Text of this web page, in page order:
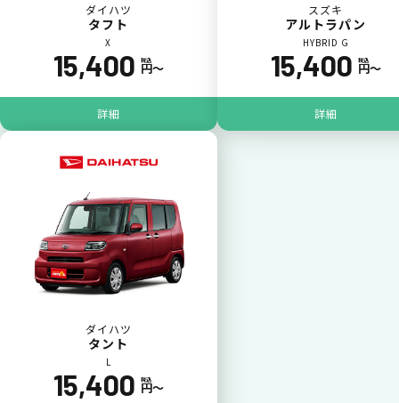
ポイントが貯まる
カーリース料金をカードで支払えるので、ポ
イントが貯まります。
ダイハツ
タフト
X
15,400 税込
円〜
詳細
スズキ
アルトラパン
HYBRID G
15,400 税込
円〜
詳細
ダイハツ
タント
L
15,400 税込
円〜